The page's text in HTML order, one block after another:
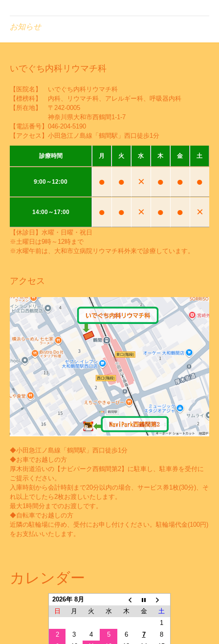
お知らせ
いでぐち内科リウマチ科
【医院名】 いでぐち内科リウマチ科
【標榜科】 内科、リウマチ科、アレルギー科、呼吸器内科
【所在地】 〒242-0005
神奈川県大和市西鶴間1-1-7
【電話番号】 046-204-5190
【アクセス】小田急江ノ島線「鶴間駅」西口徒歩1分
診療時間 月 火 水 木 金 土
9:00～12:00 ● ● × ● ● ●
14:00～17:00 ● ● × ● ● ×
【休診日】水曜・日曜・祝日
※土曜日は9時～12時まで
※水曜午前は、大和市立病院リウマチ科外来で診療しています。
アクセス
◆小田急江ノ島線「鶴間駅」西口徒歩1分
◆お車でお越しの方
厚木街道沿いの【ナビパーク西鶴間第2】に駐車し、駐車券を受付に
ご提示ください。
入庫時刻から会計時刻まで20分以内の場合、サービス券1枚(30分)、そ
れ以上でしたら2枚お渡しいたします。
最大1時間分までのお渡しです。
◆自転車でお越しの方
近隣の駐輪場に停め、受付にお申し付けください。駐輪場代金(100円)
をお支払いいたします。
カレンダー
2026年 8月
日
月 火 水 木 金
土
1
2
3 4 5 6 7
8